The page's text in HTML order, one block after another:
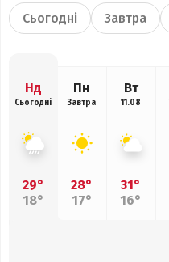
Сьогодні Завтра
Нд
Сьогодні
29°
18°
Пн
Завтра
28°
17°
Вт
11.08
31°
16°